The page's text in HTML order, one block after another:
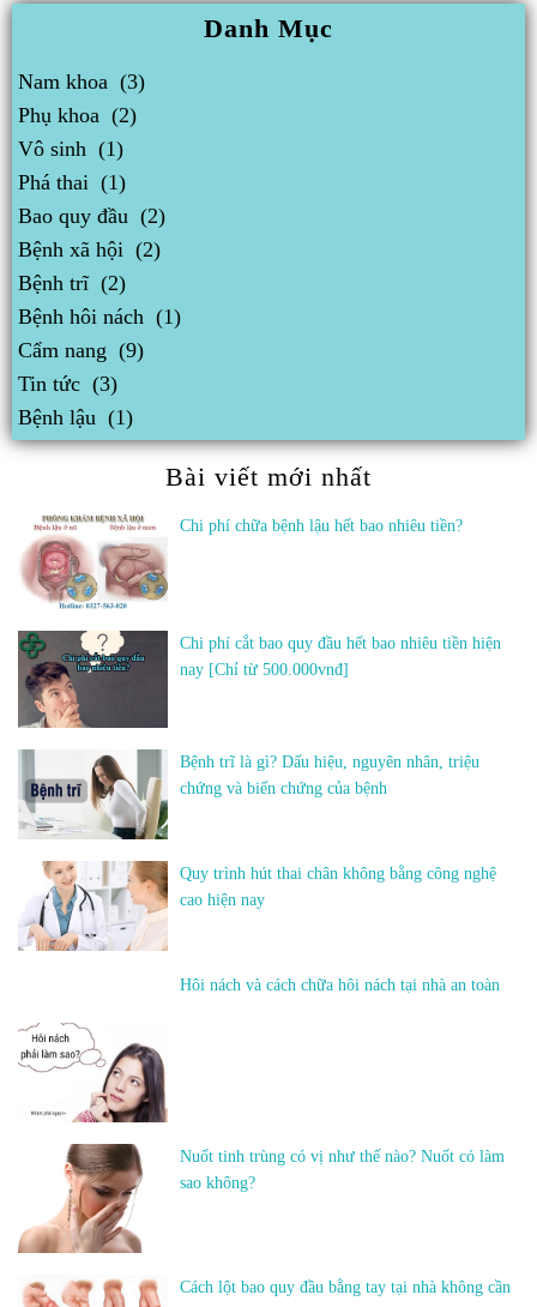
Danh Mục
Nam khoa (3)
Phụ khoa (2)
Vô sinh (1)
Phá thai (1)
Bao quy đầu (2)
Bệnh xã hội (2)
Bệnh trĩ (2)
Bệnh hôi nách (1)
Cẩm nang (9)
Tin tức (3)
Bệnh lậu (1)
Bài viết mới nhất
Chi phí chữa bệnh lậu hết bao nhiêu tiền?
Chi phí cắt bao quy đầu hết bao nhiêu tiền hiện
nay [Chỉ từ 500.000vnđ]
Bệnh trĩ là gì? Dấu hiệu, nguyên nhân, triệu
chứng và biến chứng của bệnh
Quy trình hút thai chân không bằng công nghệ
cao hiện nay
Hôi nách và cách chữa hôi nách tại nhà an toàn
Nuốt tinh trùng có vị như thế nào? Nuốt có làm
sao không?
Cách lột bao quy đầu bằng tay tại nhà không cần